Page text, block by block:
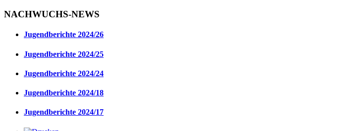
NACHWUCHS-NEWS
Jugendberichte 2024/26
Jugendberichte 2024/25
Jugendberichte 2024/24
Jugendberichte 2024/18
Jugendberichte 2024/17